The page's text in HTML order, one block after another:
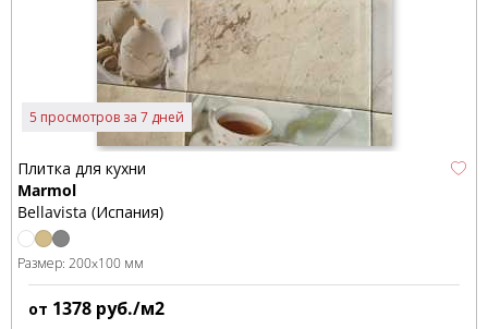
5 просмотров за 7 дней
Плитка для кухни
Marmol
Bellavista (Испания)
Размер: 200x100 мм
от 1378 руб./м2